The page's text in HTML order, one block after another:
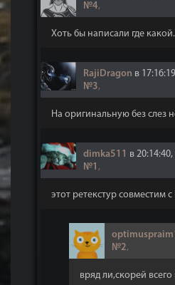
№4,
Хоть бы написали где
RajiDragon в
№3,
На оригинальную без слез
dimka511 в
№1 ,
этот ретекстур совместим
№2,
вряд ли,скорей